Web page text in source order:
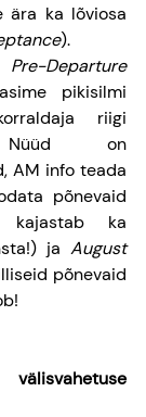
ära ka lõviosa
).
Departure
riigi
Nüüd on
AM info teada
põnevaid
kajastab ka
ja August
põnevaid